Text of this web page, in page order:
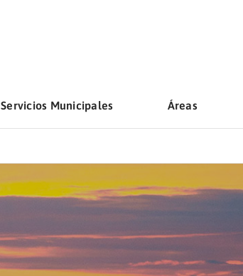
Servicios Municipales Áreas